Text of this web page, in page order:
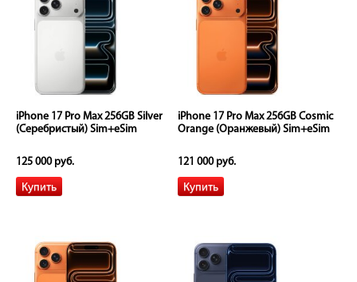
iPhone 17 Pro Max 256GB Silver
(Серебристый) Sim+eSim
125 000 руб.
iPhone 17 Pro Max 256GB Cosmic
Orange (Оранжевый) Sim+eSim
121 000 руб.